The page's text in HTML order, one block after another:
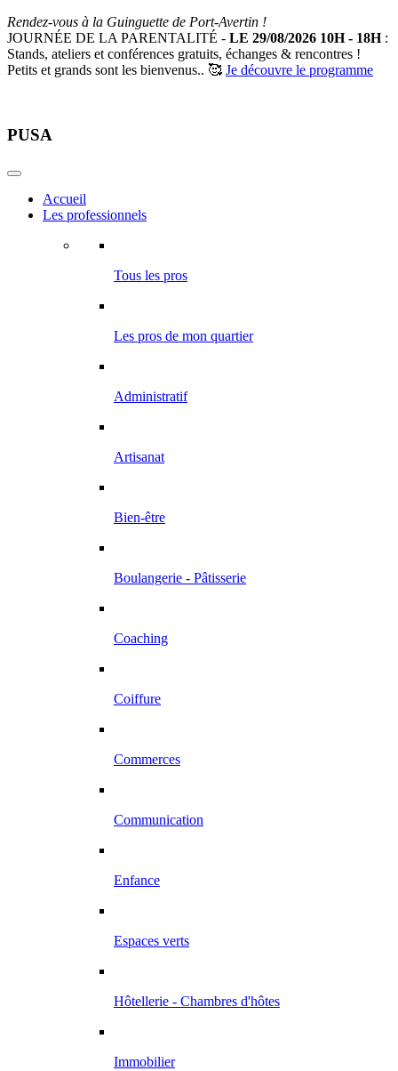
Rendez-vous à la Guinguette de Port-Avertin !
JOURNÉE DE LA PARENTALITÉ - LE 29/08/2026 10H - 18H:
Stands, ateliers et conférences gratuits, échanges & rencontres !
Petits et grands sont les bienvenus.. 🥰 Je découvre le programme
PUSA
Accueil
Les professionnels
Tous les pros
Les pros de mon quartier
Administratif
Artisanat
Bien-être
Boulangerie - Pâtisserie
Coaching
Coiffure
Commerces
Communication
Enfance
Espaces verts
Hôtellerie - Chambres d'hôtes
Immobilier